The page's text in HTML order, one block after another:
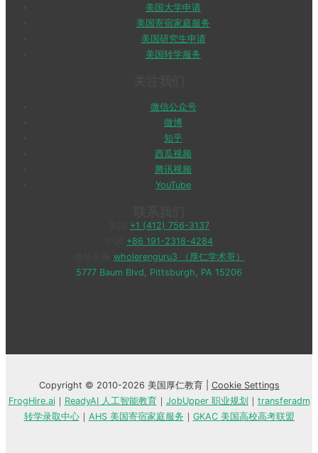
美国大学申请
美国寄宿家庭服务
美国研究生申请
美国转学服务
微信公众号
微博
知乎
西瓜视频
腾讯视频
YouTube
+1 (412) 756-3137
+86 191-2318-4284
wholerenguru3 （厚仁学术哥）
5777 Baum Blvd, Pittsburgh, PA 15206
Copyright © 2010-2026 美国厚仁教育 | Cookie Settings
FrogHire.ai｜ ReadyAI 人工智能教育｜ JobUpper 职业规划 ｜ transferadm
转学录取中心｜ AHS 美国寄宿家庭服务 ｜ GKAC 美国高校高考联盟